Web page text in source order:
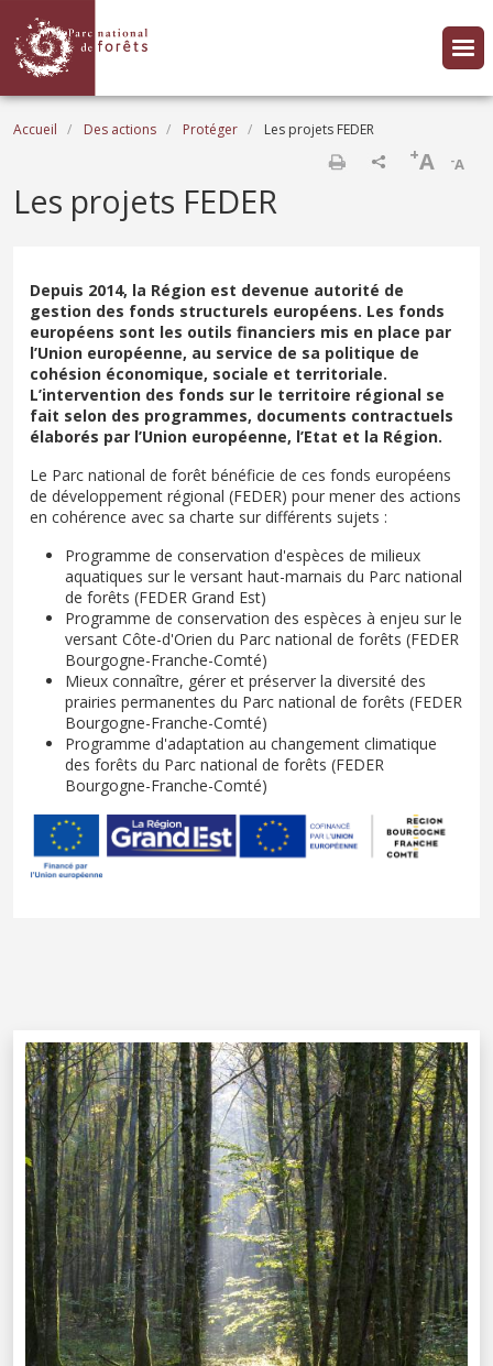
Fil d'Ariane
Accueil Des actions Protéger Les projets FEDER
-A
+A
Les projets FEDER
Depuis 2014, la Région est devenue autorité de
gestion des fonds structurels européens. Les fonds
européens sont les outils financiers mis en place par
l’Union européenne, au service de sa politique de
cohésion économique, sociale et territoriale.
L’intervention des fonds sur le territoire régional se
fait selon des programmes, documents contractuels
élaborés par l’Union européenne, l’Etat et la Région.
Le Parc national de forêt bénéficie de ces fonds européens
de développement régional (FEDER) pour mener des actions
en cohérence avec sa charte sur différents sujets :
Programme de conservation d'espèces de milieux
aquatiques sur le versant haut-marnais du Parc national
de forêts (FEDER Grand Est)
Programme de conservation des espèces à enjeu sur le
versant Côte-d'Orien du Parc national de forêts (FEDER
Bourgogne-Franche-Comté)
Mieux connaître, gérer et préserver la diversité des
prairies permanentes du Parc national de forêts (FEDER
Bourgogne-Franche-Comté)
Programme d'adaptation au changement climatique
des forêts du Parc national de forêts (FEDER
Bourgogne-Franche-Comté)